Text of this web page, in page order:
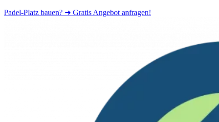
Padel-Platz bauen? ➜ Gratis Angebot anfragen!